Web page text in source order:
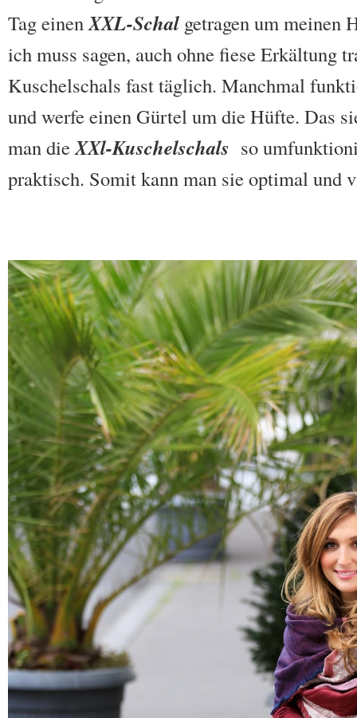
Tag einenXXL-Schal getragen um meinen
ich muss sagen, auch ohne fiese Erkältung
Kuschelschals fast täglich. Manchmal
und werfe einen Gürtel um die Hüfte. Das
man dieXXl-Kuschelschals so
praktisch. Somit kann man sie optimal und